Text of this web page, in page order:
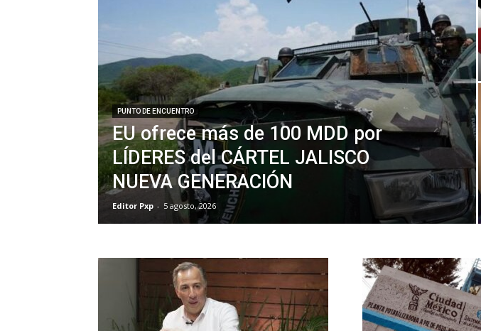
PUNTO DE ENCUENTRO
EU ofrece más de 100 MDD por
LÍDERES del CÁRTEL JALISCO
NUEVA GENERACIÓN
Editor Pxp - 5 agosto, 2026